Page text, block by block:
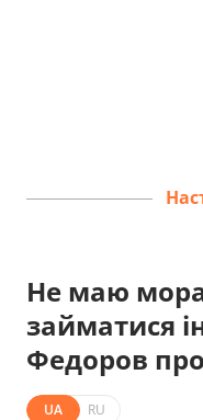
Не маю
займатися
Федоров
UA RU